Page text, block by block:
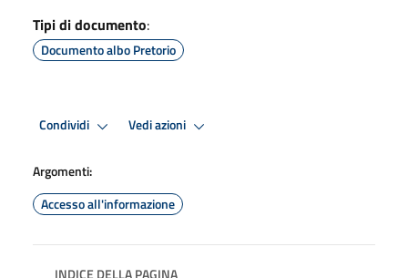
Tipi di documento:
Documento albo Pretorio
Condividi Vedi azioni
Argomenti:
Accesso all'informazione
INDICE DELLA PAGINA